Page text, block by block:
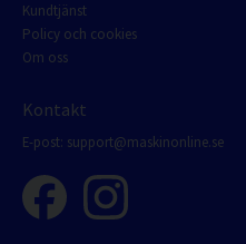
Kundtjänst
Policy och cookies
Om oss
Kontakt
E-post: support@maskinonline.se